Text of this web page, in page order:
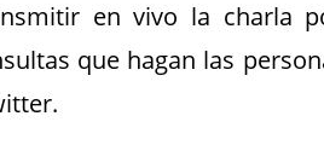
en vivo la charla
que hagan las